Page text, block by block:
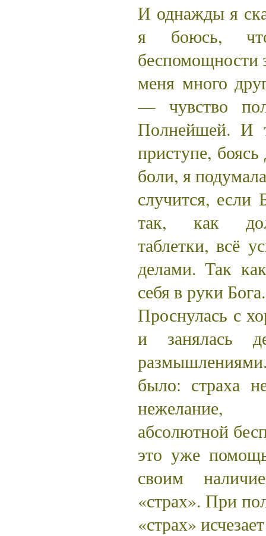
И однажды я
я боюсь,
беспомощности
меня много
— чувство
Полнейшей. И
приступе,
боли, я
случится, если
так, как
таблетки, всё
делами. Так
себя в руки
Проснулась с
и занялась
было: страха
нежелание,
абсолютной
это уже
своим
«страх». При
«страх»